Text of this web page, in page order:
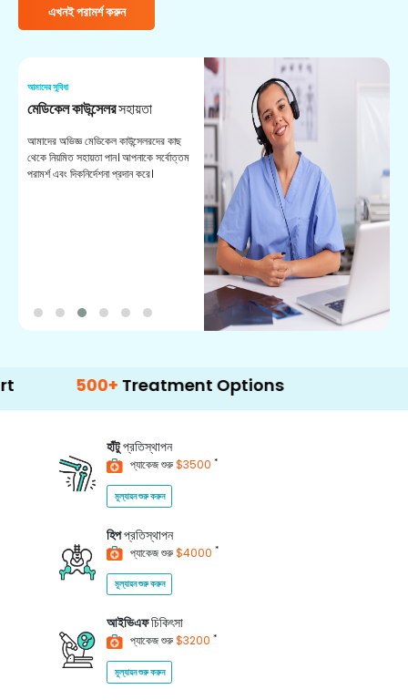
এখনই পরামর্শ করুন
আমাদের সুবিধা
মেডিকেল কাউন্সেলরসহায়তা
আমাদের অভিজ্ঞ মেডিকেল কাউন্সেলরদের কাছ
থেকে নিয়মিত সহায়তা পান। আপনাকে সর্বোত্তম
পরামর্শ এবং দিকনির্দেশনা প্রদান করে।
500+ Treatment Options
হাঁটুপ্রতিস্থাপন
প্যাকেজ শুরু$3500 *
মূল্যায়ন শুরু করুন
হিপপ্রতিস্থাপন
প্যাকেজ শুরু$4000 *
মূল্যায়ন শুরু করুন
আইভিএফচিকিৎসা
প্যাকেজ শুরু$3200 *
মূল্যায়ন শুরু করুন